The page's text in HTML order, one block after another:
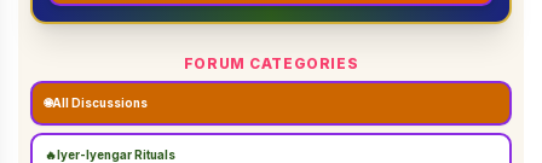
FORUM CATEGORIES
🌐All Discussions
🔥 Iyer-Iyengar Rituals